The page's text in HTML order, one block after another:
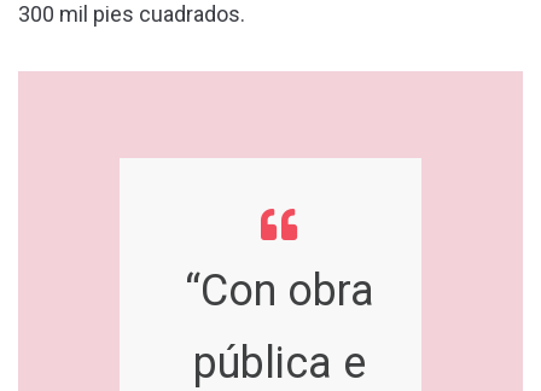
300 mil pies cuadrados.
“Con obra
pública e